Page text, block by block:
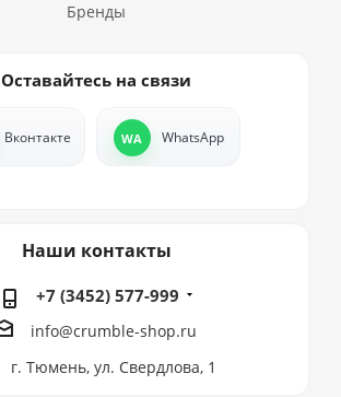
Бренды
Оставайтесь на связи
Вконтакте WhatsApp
Наши контакты
+7 (3452) 577-999
info@crumble-shop.ru
г. Тюмень, ул. Свердлова, 1